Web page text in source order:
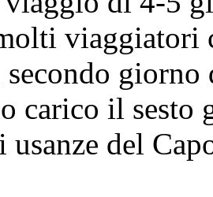
viaggiatori
giorno
carico il
del